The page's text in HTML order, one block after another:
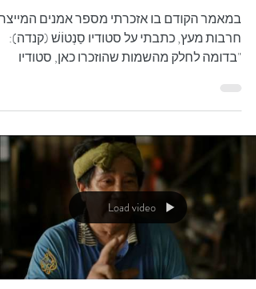
❖ הייתי פעם עץ אולי
במאמר הקודם בו אזכרתי מספר אמנים
חרבות מעץ, כתבתי על סטודיו סַנְטוֹשׁ (קנדה):
והן לתרגול בזוגות עם קצה מעוגל. סקוט רודל,
המנהל דף פייסבוק בנושא חרבות סיניות, מהלל
ומשבח את החברה ומפרסם אותה. בדרך כלל
מעריך אותו כאחד שמדבר לעניין, אבל נראה כי
המיתוג שלו כ"מר חרב" חלחל יותר מדי
והוא מרשה לעצמו להשתלח ביצרנים אחרים
לא עוול בכפם. בקיצור - אין ברשותי כלי נשק
שלהם." גי
Load video